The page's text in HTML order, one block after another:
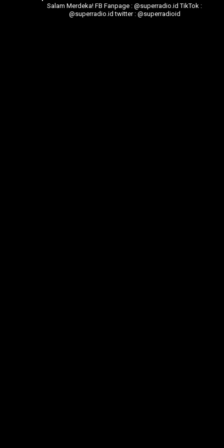
Salam Merdeka! FB Fanpage : @superradio.id TikTok :
@superradio.id twitter : @superradioid